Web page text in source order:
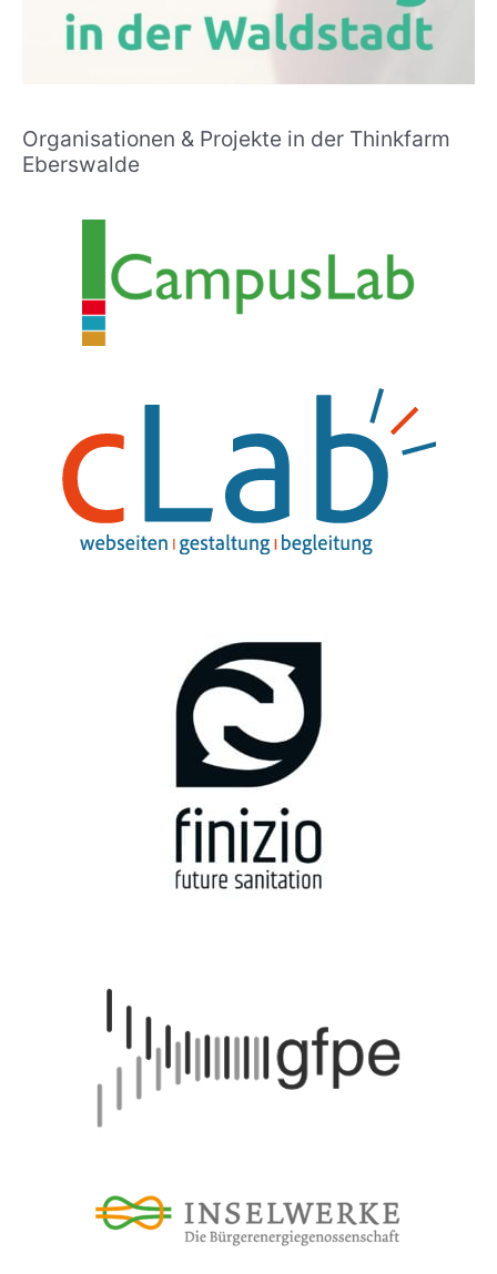
Organisationen & Projekte in der Thinkfarm
Eberswalde